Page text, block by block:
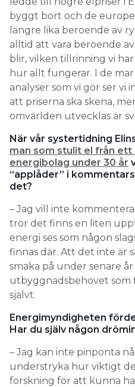
byggt bort och de
längre lika beroende av
alltid att vara beroende
blir, vilken tillrinning vi
hur allt fungerar. I de
analyser som vi gör ser vi
att priserna ska skena,
omvärlden utvecklas är
När vår systertidning
man som stulit el från
energibolag under 30 år
“applåder” i
det?
– Jag vill inte
tror det finns en liten
energi ses som någon
finnas där. Att det inte är
smaka på under senare
utbyggnadsbehovet som
självt.
Energimyndigheten
Har du själv någon
– Jag kan inte pinponta
understryka hur viktigt
forskning för att kunna